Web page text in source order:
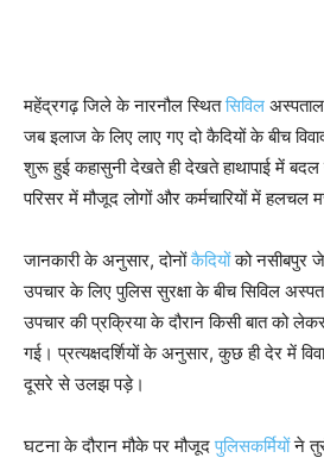
महेंद्रगढ़ जिले के नारनौल स्थितसिविल
जब इलाज के लिए लाए गए दो कैदियों के बीच
शुरू हुई कहासुनी देखते ही देखते हाथापाई में
परिसर में मौजूद लोगों और कर्मचारियों में हलचल
जानकारी के अनुसार, दोनोंकैदियोंको नसीबपुर
उपचार के लिए पुलिस सुरक्षा के बीच सिविल
उपचार की प्रक्रिया के दौरान किसी बात को
गई। प्रत्यक्षदर्शियों के अनुसार, कुछ ही देर में
दूसरे से उलझ पड़े।
घटना के दौरान मौके पर मौजूदपुलिसकर्मियोंने